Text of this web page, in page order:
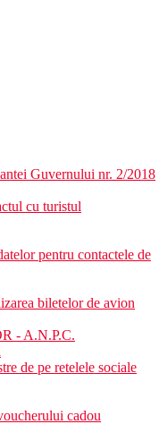
Guvernului nr. 2/2018
cu turistul
pentru contactele de
biletelor de avion
- A.N.P.C.
de pe retelele sociale
cadou